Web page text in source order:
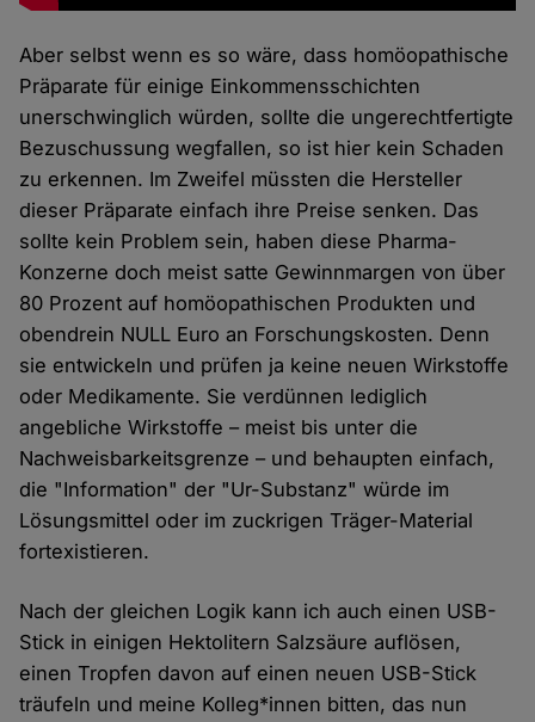
Aber selbst wenn es so wäre, dass homöopathische
Präparate für einige Einkommensschichten
unerschwinglich würden, sollte die ungerechtfertigte
Bezuschussung wegfallen, so ist hier kein Schaden
zu erkennen. Im Zweifel müssten die Hersteller
dieser Präparate einfach ihre Preise senken. Das
sollte kein Problem sein, haben diese Pharma-
Konzerne doch meist satte Gewinnmargen von über
80 Prozent auf homöopathischen Produkten und
obendrein NULL Euro an Forschungskosten. Denn
sie entwickeln und prüfen ja keine neuen Wirkstoffe
oder Medikamente. Sie verdünnen lediglich
angebliche Wirkstoffe – meist bis unter die
Nachweisbarkeitsgrenze – und behaupten einfach,
die "Information" der "Ur-Substanz" würde im
Lösungsmittel oder im zuckrigen Träger-Material
fortexistieren.
Nach der gleichen Logik kann ich auch einen USB-
Stick in einigen Hektolitern Salzsäure auflösen,
einen Tropfen davon auf einen neuen USB-Stick
träufeln und meine Kolleg*innen bitten, das nun